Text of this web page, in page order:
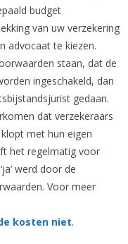
budget
van uw verzekering
advocaat te kiezen.
staan, dat de
ingeschakeld, dan
gedaan.
dat verzekeraars
met hun eigen
het regelmatig voor
werd door de
Voor meer
kosten niet.